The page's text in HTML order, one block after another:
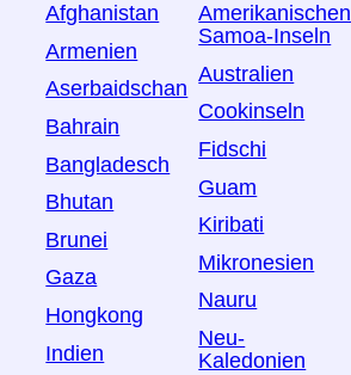
Afghanistan
Armenien
Aserbaidschan
Bahrain
Bangladesch
Bhutan
Brunei
Gaza
Hongkong
Indien
Amerikanischen
Samoa-Inseln
Australien
Cookinseln
Fidschi
Guam
Kiribati
Mikronesien
Nauru
Neu-
Kaledonien